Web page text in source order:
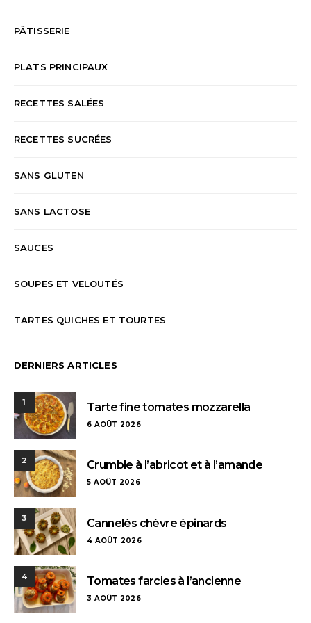
PÂTISSERIE
PLATS PRINCIPAUX
RECETTES SALÉES
RECETTES SUCRÉES
SANS GLUTEN
SANS LACTOSE
SAUCES
SOUPES ET VELOUTÉS
TARTES QUICHES ET TOURTES
DERNIERS ARTICLES
1 Tarte fine tomates mozzarella
6 AOÛT 2026
2 Crumble à l’abricot et à l’amande
5 AOÛT 2026
3 Cannelés chèvre épinards
4 AOÛT 2026
4 Tomates farcies à l’ancienne
3 AOÛT 2026